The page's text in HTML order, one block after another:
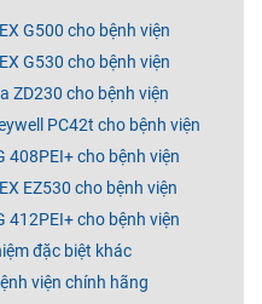
G500 cho bệnh viện
G530 cho bệnh viện
ZD230 cho bệnh viện
PC42t cho bệnh viện
408PEI+ cho bệnh viện
EZ530 cho bệnh viện
412PEI+ cho bệnh viện
đặc biệt khác
viện chính hãng